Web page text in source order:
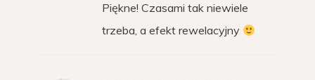
Piękne! Czasami tak niewiele
trzeba, a efekt rewelacyjny